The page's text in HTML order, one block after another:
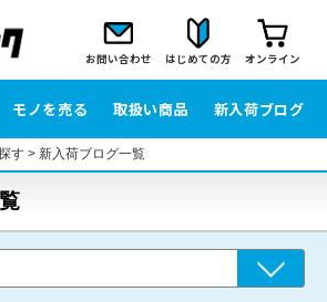
お問い合わせ はじめての方 オンライン
モノを売る 取扱い商品 新入荷ブログ
す> 新入荷ブログ一覧